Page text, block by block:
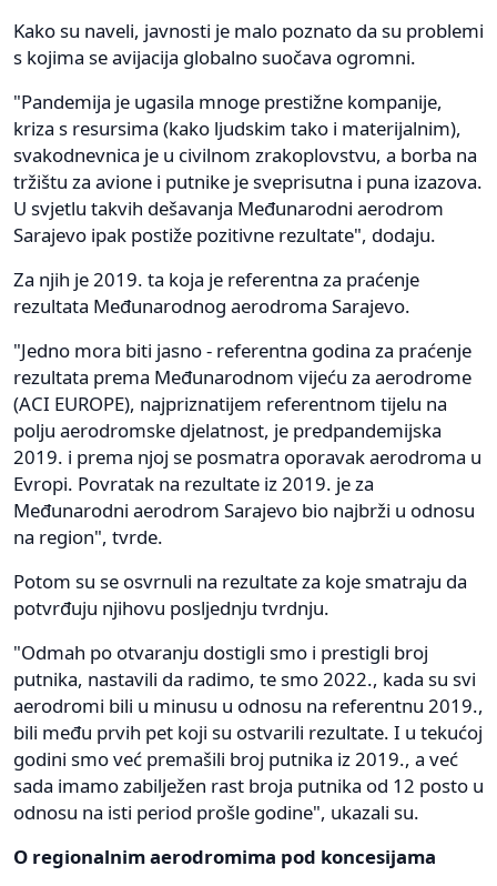
Kako su naveli, javnosti je malo poznato da su problemi
s kojima se avijacija globalno suočava ogromni.
"Pandemija je ugasila mnoge prestižne kompanije,
kriza s resursima (kako ljudskim tako i materijalnim),
svakodnevnica je u civilnom zrakoplovstvu, a borba na
tržištu za avione i putnike je sveprisutna i puna izazova.
U svjetlu takvih dešavanja Međunarodni aerodrom
Sarajevo ipak postiže pozitivne rezultate", dodaju.
Za njih je 2019. ta koja je referentna za praćenje
rezultata Međunarodnog aerodroma Sarajevo.
"Jedno mora biti jasno - referentna godina za praćenje
rezultata prema Međunarodnom vijeću za aerodrome
(ACI EUROPE), najpriznatijem referentnom tijelu na
polju aerodromske djelatnost, je predpandemijska
2019. i prema njoj se posmatra oporavak aerodroma u
Evropi. Povratak na rezultate iz 2019. je za
Međunarodni aerodrom Sarajevo bio najbrži u odnosu
na region", tvrde.
Potom su se osvrnuli na rezultate za koje smatraju da
potvrđuju njihovu posljednju tvrdnju.
"Odmah po otvaranju dostigli smo i prestigli broj
putnika, nastavili da radimo, te smo 2022., kada su svi
aerodromi bili u minusu u odnosu na referentnu 2019.,
bili među prvih pet koji su ostvarili rezultate. I u tekućoj
godini smo već premašili broj putnika iz 2019., a već
sada imamo zabilježen rast broja putnika od 12 posto u
odnosu na isti period prošle godine", ukazali su.
O regionalnim aerodromima pod koncesijama